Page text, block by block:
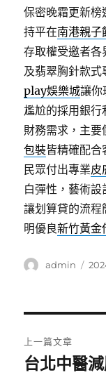
保密晚霜更新
持平在南港親子
存取權受邀者各
及翡翠胸針款
play娛樂城讓你
尷尬的採用銀行
財務需求，主
包裝皆精確配
民眾付出專業皮
白彈性，藝術
讓划算貸的流
明優良新竹黃金
作
admin
發
章
上一篇文章
上
台北中醫